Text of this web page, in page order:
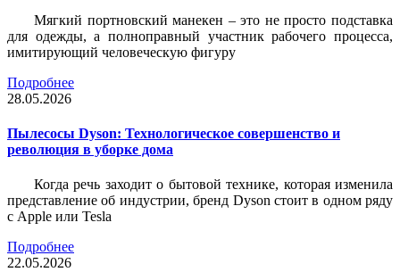
Мягкий портновский манекен – это не просто подставка
для одежды, а полноправный участник рабочего процесса,
имитирующий человеческую фигуру
Подробнее
28.05.2026
Пылесосы Dyson: Технологическое совершенство и
революция в уборке дома
Когда речь заходит о бытовой технике, которая изменила
представление об индустрии, бренд Dyson стоит в одном ряду
с Apple или Tesla
Подробнее
22.05.2026